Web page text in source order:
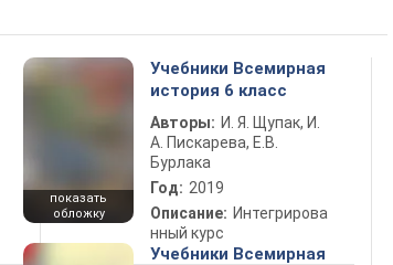
показать
обложку
Учебники Всемирная
история 6 класс
Авторы: И. Я. Щупак, И.
А. Пискарева, Е.В.
Бурлака
Год: 2019
Описание: Интегрирова
нный курс
Учебники Всемирная